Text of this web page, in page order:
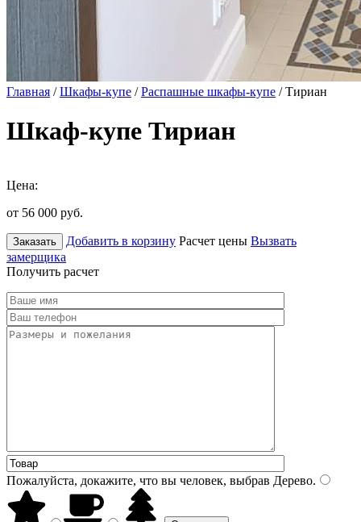
Главная /Шкафы-купе /Распашные шкафы-купе / Тириан
Шкаф-купе Тириан
Цена:
от 56 000 руб.
Заказать Добавить в корзину Расчет цены Вызвать
замерщика
Получить расчет
Пожалуйста, докажите, что вы человек, выбрав Дерево.